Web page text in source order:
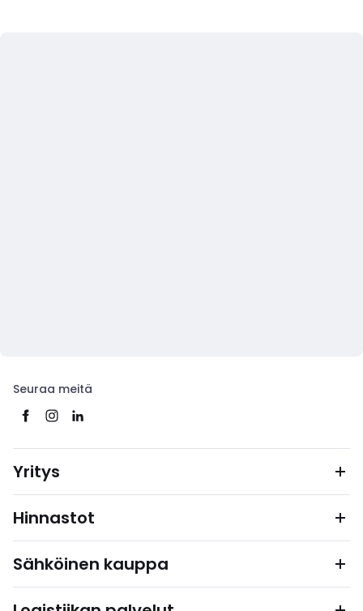
Seuraa meitä
Yritys
Hinnastot
Sähköinen kauppa